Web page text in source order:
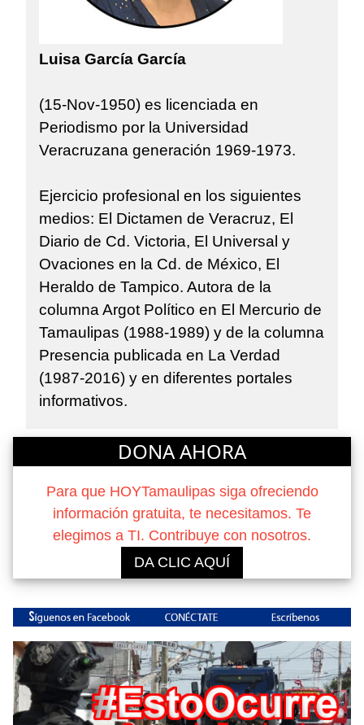
Luisa García García
(15-Nov-1950) es licenciada en
Periodismo por la Universidad
Veracruzana generación 1969-1973.
Ejercicio profesional en los siguientes
medios: El Dictamen de Veracruz, El
Diario de Cd. Victoria, El Universal y
Ovaciones en la Cd. de México, El
Heraldo de Tampico. Autora de la
columna Argot Político en El Mercurio de
Tamaulipas (1988-1989) y de la columna
Presencia publicada en La Verdad
(1987-2016) y en diferentes portales
informativos.
DONA AHORA
Para que HOYTamaulipas siga ofreciendo
información gratuita, te necesitamos. Te
elegimos a TI. Contribuye con nosotros.
DA CLIC AQUÍ